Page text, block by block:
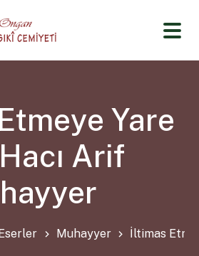
Yare
Arif
Muhayyer İltimas